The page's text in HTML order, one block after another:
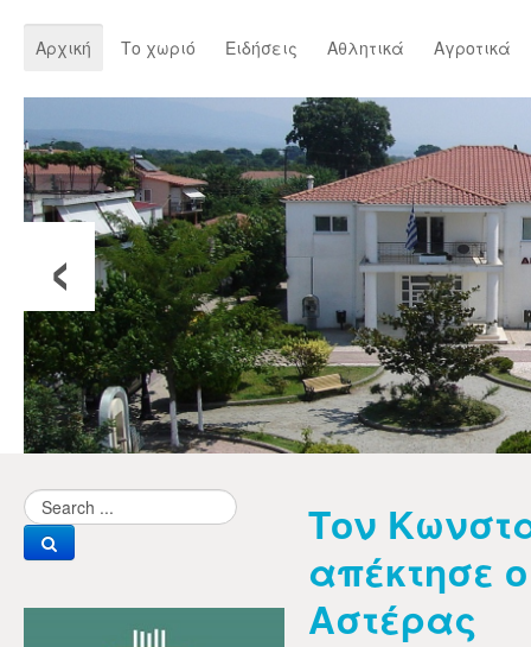
Αρχική Το χωριό Ειδήσεις Αθλητικά Αγροτικά
‹
Τον
απέκτησε
Αστέρας